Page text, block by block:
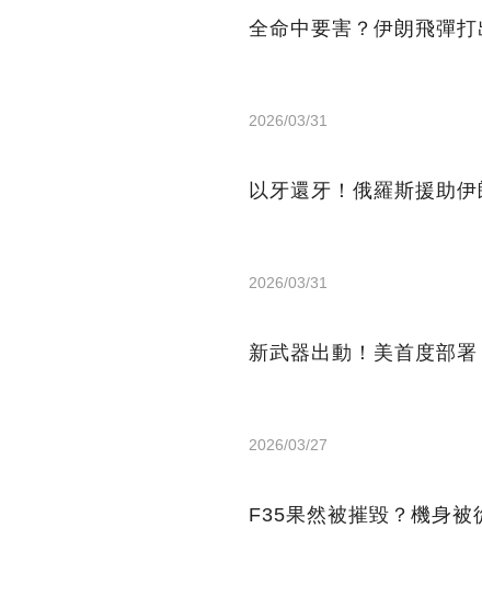
全命中要害？伊朗飛彈
2026/03/31
以牙還牙！俄羅斯援助
2026/03/31
新武器出動！美首度部
2026/03/27
F35果然被摧毀？機身被